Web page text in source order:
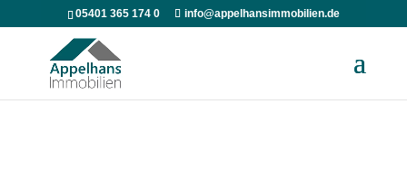
05401 365 174 0 info@appelhansimmobilien.de